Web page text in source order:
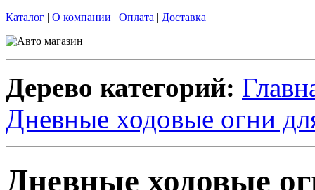
Каталог | О компании | Оплата | Доставка
Дерево категорий:
Дневные ходовые огни
Дневные ходовые